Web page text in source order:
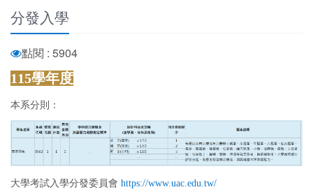
分發入學
點閱 : 5904
115學年度
本系分則：
大學考試入學分發委員會 https://www.uac.edu.tw/